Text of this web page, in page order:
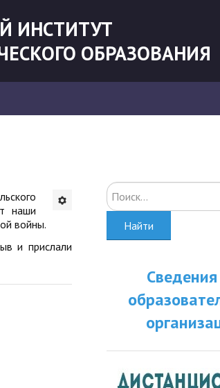
ИНСТИТУТ
ОБРАЗОВАНИЯ
наши
войны.
и прислали
Искать...
Найти